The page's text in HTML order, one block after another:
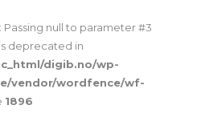
Passing null to parameter #3
deprecated in
digib.no/wp-
vendor/wordfence/wf-
1896